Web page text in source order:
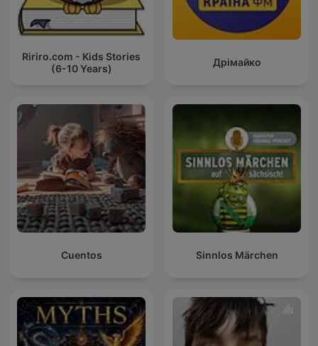
Ririro.com - Kids Stories
(6-10 Years)
Дрімайко
Cuentos Sinnlos Märchen